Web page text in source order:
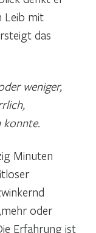
Leib mit
das
weniger,
konnte.
Minuten
oder
Erfahrung ist